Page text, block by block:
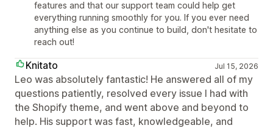
features and that our support team could help get
everything running smoothly for you. If you ever need
anything else as you continue to build, don't hesitate to
reach out!
Knitato Jul 15, 2026
Leo was absolutely fantastic! He answered all of my
questions patiently, resolved every issue I had with
the Shopify theme, and went above and beyond to
help. His support was fast, knowledgeable, and